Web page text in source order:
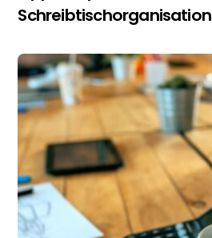
Schreibtischorganisation